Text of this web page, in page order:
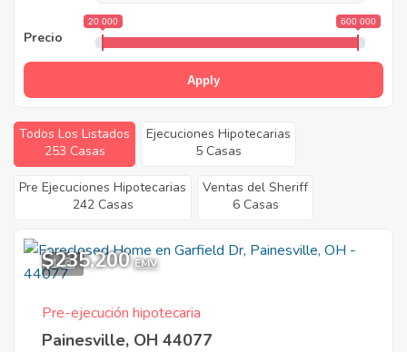
Precio
20 000 600 000
Apply
Todos Los Listados
253 Casas
Ejecuciones Hipotecarias
5 Casas
Pre Ejecuciones Hipotecarias
242 Casas
Ventas del Sheriff
6 Casas
1
$235,200 EMV
Pre-ejecución hipotecaria
Painesville, OH 44077